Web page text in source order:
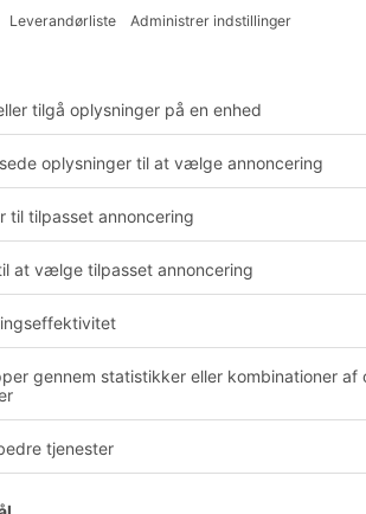
at de kan
grader. Når
på
for høj